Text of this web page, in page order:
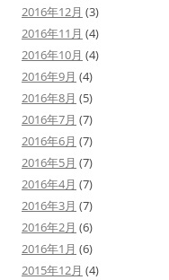
2016年12月 (3)
2016年11月 (4)
2016年10月 (4)
2016年9月 (4)
2016年8月 (5)
2016年7月 (7)
2016年6月 (7)
2016年5月 (7)
2016年4月 (7)
2016年3月 (7)
2016年2月 (6)
2016年1月 (6)
2015年12月 (4)